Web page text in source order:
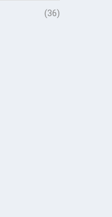
(36)